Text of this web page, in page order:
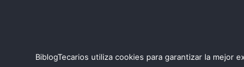
BiblogTecarios utiliza cookies para garantizar la mejor